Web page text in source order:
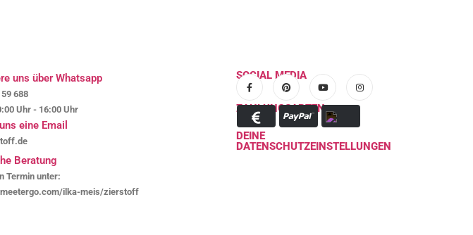
uns über Whatsapp
688
Uhr - 16:00 Uhr
eine Email
Beratung
Termin unter:
ilka-meis/zierstoff
SOCIAL MEDIA
ZAHLUNGSARTEN
DEINE
DATENSCHUTZEINSTELLUNGEN